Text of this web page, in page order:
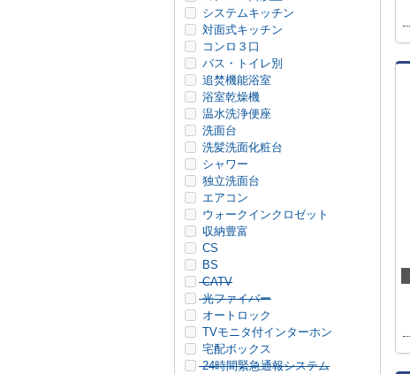
システムキッチン
対面式キッチン
コンロ３口
バス・トイレ別
追焚機能浴室
浴室乾燥機
温水洗浄便座
洗面台
洗髪洗面化粧台
シャワー
独立洗面台
エアコン
ウォークインクロゼット
収納豊富
CS
BS
CATV
光ファイバー
オートロック
TVモニタ付インターホン
宅配ボックス
24時間緊急通報システム